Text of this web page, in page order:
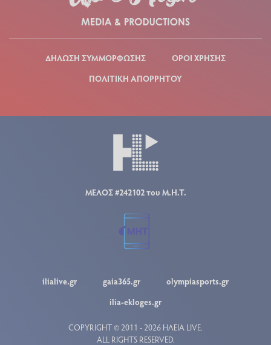
ΔΗΛΩΣΗ ΣΥΜΜΟΡΦΩΣΗΣ
ΟΡΟΙ ΧΡΗΣΗΣ
ΠΟΛΙΤΙΚΗ ΑΠΟΡΡΗΤΟΥ
ΜΕΛΟΣ #242102 του Μ.Η.Τ.
ilialive.gr gaia365.gr
olympiasports.gr
ilia-ekloges.gr
COPYRIGHT © 2011 - 2026 ΗΛΕΙΑ LIVE.
ALL RIGHTS RESERVED.